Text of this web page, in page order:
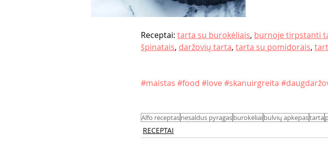
Receptai: tarta su burokėliais, burnoje tirpstanti
špinatais, daržovių tarta, tarta su pomidorais,
#maistas #food #love #skanuirgreita
Alfo receptasnesaldus pyragasburokėliaibulvių apkepastarta
RECEPTAI